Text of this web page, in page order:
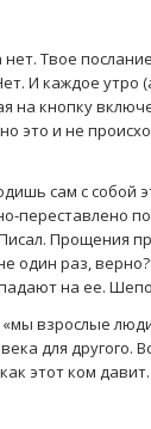
Твое
И каждое
на кнопку
это и не
сам с собой
переставлено
Прощения
один раз,
на ее.
взрослые
для другого.
этот ком